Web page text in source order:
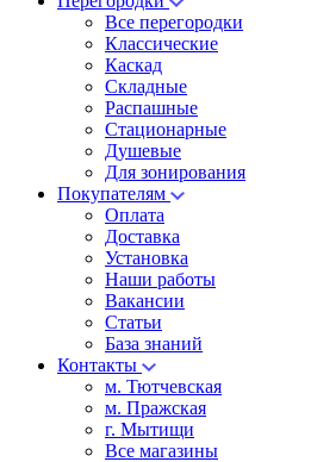
Все перегородки
Классические
Каскад
Складные
Распашные
Стационарные
Душевые
Для зонирования
Покупателям
Оплата
Доставка
Установка
Наши работы
Вакансии
Статьи
База знаний
Контакты
м. Тютчевская
м. Пражская
г. Мытищи
Все магазины